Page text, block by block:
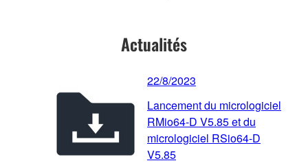
Actualités
22/8/2023
Lancement du micrologiciel
RMio64-D V5.85 et du
micrologiciel RSio64-D
V5.85